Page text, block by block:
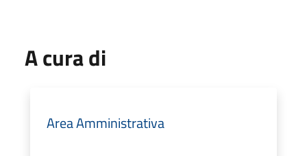
A cura di
Area Amministrativa